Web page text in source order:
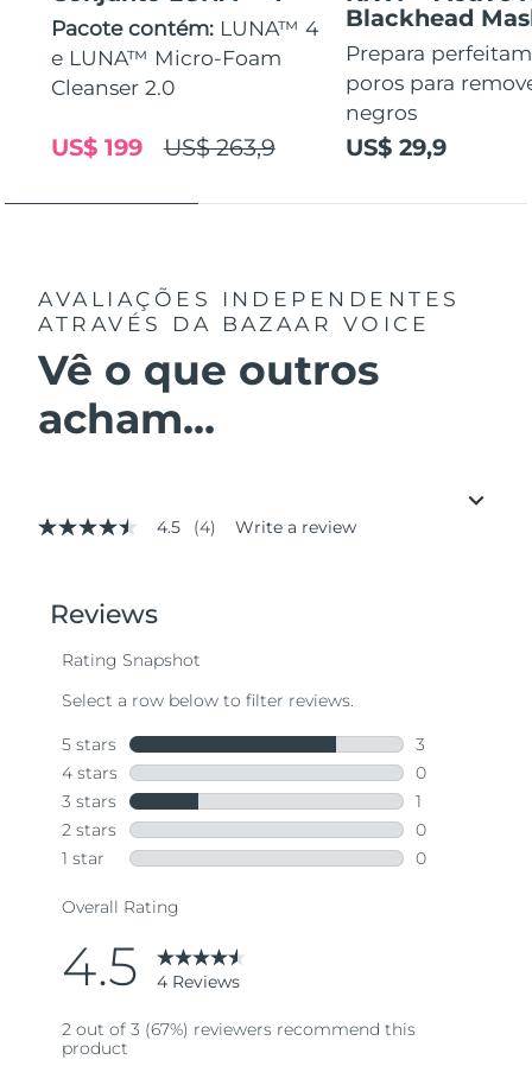
Pacote contém: LUNA™ 4
e LUNA™ Micro-Foam
Cleanser 2.0
US$ 263,9
US$ 199
Blackhead
Prepara
poros para
negros
US$ 29,9
AVALIAÇÕES INDEPENDENTES
ATRAVÉS DA BAZAAR VOICE
Vê o que outros
acham...
4.5
stars,
average
value.
Same
page
link.
4.5 (4) Write a review